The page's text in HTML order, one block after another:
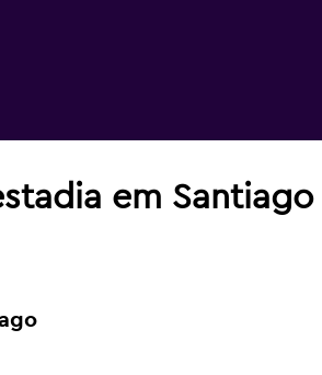
em Santiago